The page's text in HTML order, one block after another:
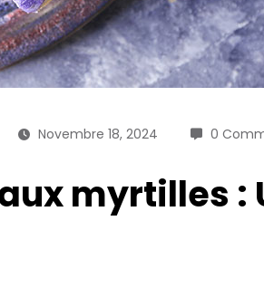
Novembre 18, 2024 0
myrtilles :